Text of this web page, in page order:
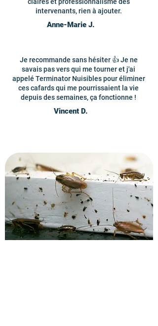
intervenants, rien à ajouter.
Anne-Marie J.
Je recommande sans hésiter 👍 Je ne
savais pas vers qui me tourner et j'ai
appelé Terminator Nuisibles pour éliminer
ces cafards qui me pourrissaient la vie
depuis des semaines, ça fonctionne !
Vincent D.